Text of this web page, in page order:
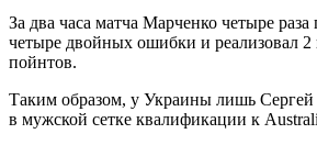
За два часа матча Марченко четыре
четыре двойных ошибки и реализовал 2
пойнтов.
Таким образом, у Украины лишь Сергей
в мужской сетке квалификации к